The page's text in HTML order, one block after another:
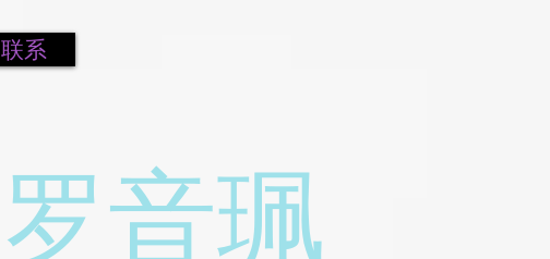
联系
罗音珮